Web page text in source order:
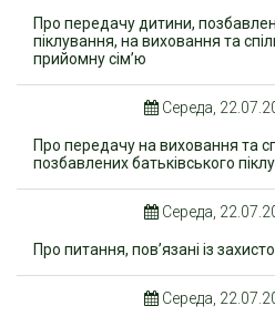
Про передачу дитини,
піклування, на виховання та
прийомну сім’ю
Середа,
Про передачу на виховання та
позбавлених батьківського
Середа,
Про питання, пов’язані із
Середа,